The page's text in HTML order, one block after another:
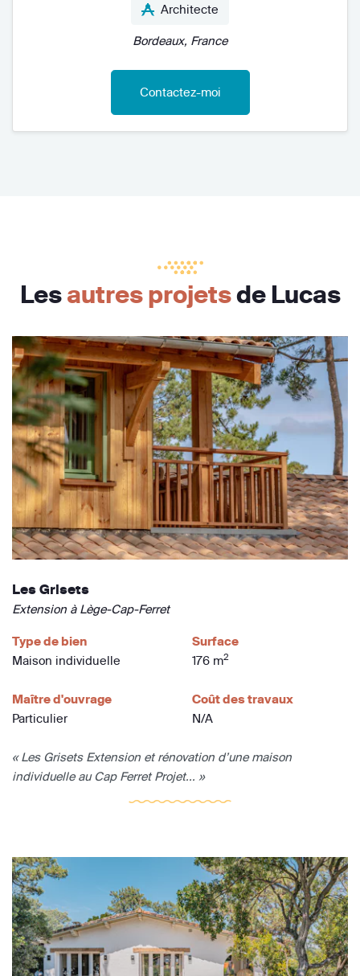
Architecte
Bordeaux, France
Contactez-moi
Lesautres projetsde Lucas
Les Grisets
Extension à Lège-Cap-Ferret
Type de bien
Maison individuelle
Surface
176 m2
Maître d'ouvrage
Particulier
Coût des travaux
N/A
« Les Grisets Extension et rénovation d’une maison
individuelle au Cap Ferret Projet... »